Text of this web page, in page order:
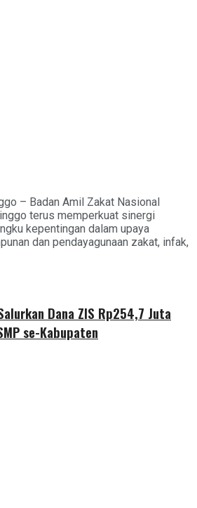
– Badan Amil Zakat Nasional
terus memperkuat sinergi
kepentingan dalam upaya
dan pendayagunaan zakat, infak,
Dana ZIS Rp254,7 Juta
se-Kabupaten